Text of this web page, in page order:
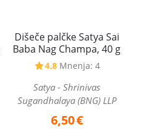
Dišeče palčke Satya Sai
Baba Nag Champa, 40 g
4.8 Mnenja: 4
Satya - Shrinivas
Sugandhalaya (BNG) LLP
6,50€